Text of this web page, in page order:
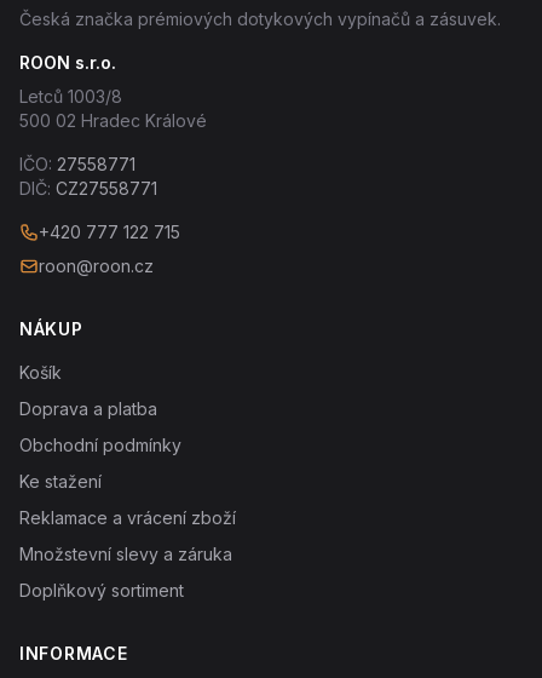
Česká značka prémiových dotykových vypínačů a zásuvek.
ROON s.r.o.
Letců 1003/8
500 02 Hradec Králové
IČO: 27558771
DIČ: CZ27558771
+420 777 122 715
roon@roon.cz
NÁKUP
Košík
Doprava a platba
Obchodní podmínky
Ke stažení
Reklamace a vrácení zboží
Množstevní slevy a záruka
Doplňkový sortiment
INFORMACE